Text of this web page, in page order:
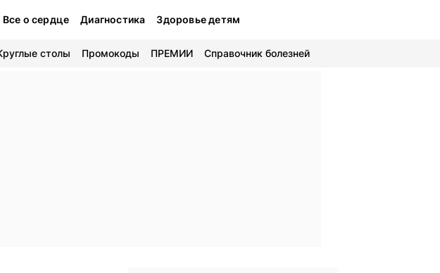
Все о сердце Диагностика Здоровье детям
столы Промокоды ПРЕМИИ Справочник болезней